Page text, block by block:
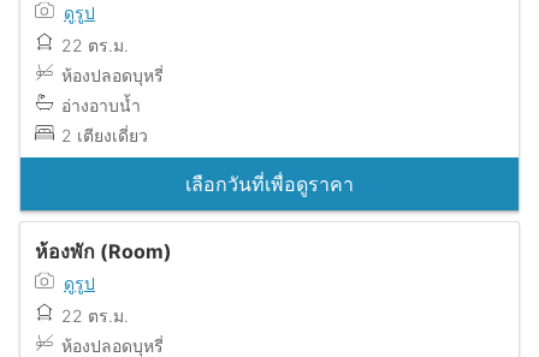
ดูรูป
22 ตร.ม.
ห้องปลอดบุหรี่
อ่างอาบน้ำ
2 เตียงเดี่ยว
เลือกวันที่เพื่อดูราคา
ห้องพัก (Room)
ดูรูป
22 ตร.ม.
ห้องปลอดบุหรี่